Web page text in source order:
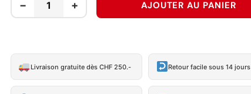
CERAMIC DLC GOLD
− + AJOUTER AU PANIER
Livraison gratuite dès CHF 250.- Retour facile sous 14 jours